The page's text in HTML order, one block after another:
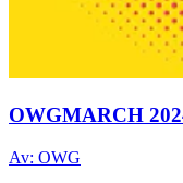
OWGMARCH
Av: OWG